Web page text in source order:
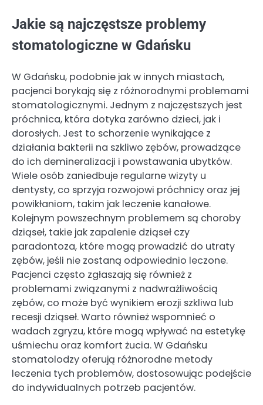
Jakie są najczęstsze problemy
stomatologiczne w Gdańsku
W Gdańsku, podobnie jak w innych miastach,
pacjenci borykają się z różnorodnymi problemami
stomatologicznymi. Jednym z najczęstszych jest
próchnica, która dotyka zarówno dzieci, jak i
dorosłych. Jest to schorzenie wynikające z
działania bakterii na szkliwo zębów, prowadzące
do ich demineralizacji i powstawania ubytków.
Wiele osób zaniedbuje regularne wizyty u
dentysty, co sprzyja rozwojowi próchnicy oraz jej
powikłaniom, takim jak leczenie kanałowe.
Kolejnym powszechnym problemem są choroby
dziąseł, takie jak zapalenie dziąseł czy
paradontoza, które mogą prowadzić do utraty
zębów, jeśli nie zostaną odpowiednio leczone.
Pacjenci często zgłaszają się również z
problemami związanymi z nadwrażliwością
zębów, co może być wynikiem erozji szkliwa lub
recesji dziąseł. Warto również wspomnieć o
wadach zgryzu, które mogą wpływać na estetykę
uśmiechu oraz komfort żucia. W Gdańsku
stomatolodzy oferują różnorodne metody
leczenia tych problemów, dostosowując podejście
do indywidualnych potrzeb pacjentów.